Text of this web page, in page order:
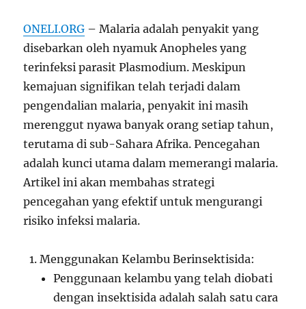
ONELI.ORG – Malaria adalah penyakit yang
disebarkan oleh nyamuk Anopheles yang
terinfeksi parasit Plasmodium. Meskipun
kemajuan signifikan telah terjadi dalam
pengendalian malaria, penyakit ini masih
merenggut nyawa banyak orang setiap tahun,
terutama di sub-Sahara Afrika. Pencegahan
adalah kunci utama dalam memerangi malaria.
Artikel ini akan membahas strategi
pencegahan yang efektif untuk mengurangi
risiko infeksi malaria.
Menggunakan Kelambu Berinsektisida:
Penggunaan kelambu yang telah diobati
dengan insektisida adalah salah satu cara